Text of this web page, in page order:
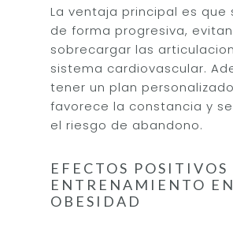
La ventaja principal es que
de forma progresiva,
sobrecargar las
sistema cardiovascular.
tener un plan
favorece la constancia y
el riesgo de abandono.
EFECTOS POSITIVOS
ENTRENAMIENTO
OBESIDAD